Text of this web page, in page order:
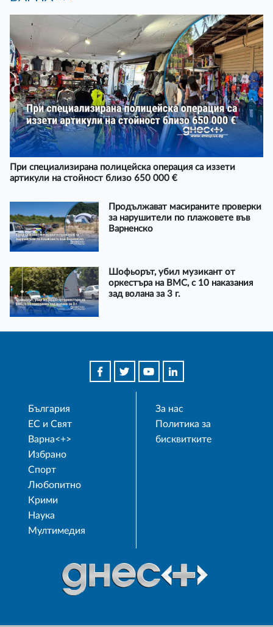
При специализирана полицейска операция са иззети
артикули на стойност близо 650 000 €
Продължават масираните проверки
за нарушители по плажовете във
Варненско
Шофьорът, убил музикант от
оркестъра на ВМС, с 10 наказания
зад волана за 3 г.
България
ЕС и Свят
Варна<+>
Избрано
Спорт
Любопитно
Крими
Наука
Мултимедия
За нас
Политика за
бисквитките